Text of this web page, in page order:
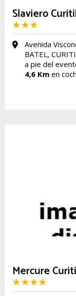
Slaviero
Avenida
BATEL,
a pie del
4,6 Km en
Mercure